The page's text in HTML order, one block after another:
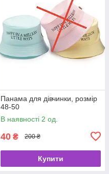
Панама для дівчинки, розмір
48-50
В наявності 2 од.
40 ₴ 200 ₴
Купити